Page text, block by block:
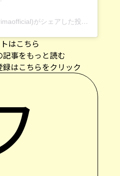
ANTEPRIMA(@anteprimaofficial)がシェアした投稿
はこちら
事をもっと読む
はこちらをクリック